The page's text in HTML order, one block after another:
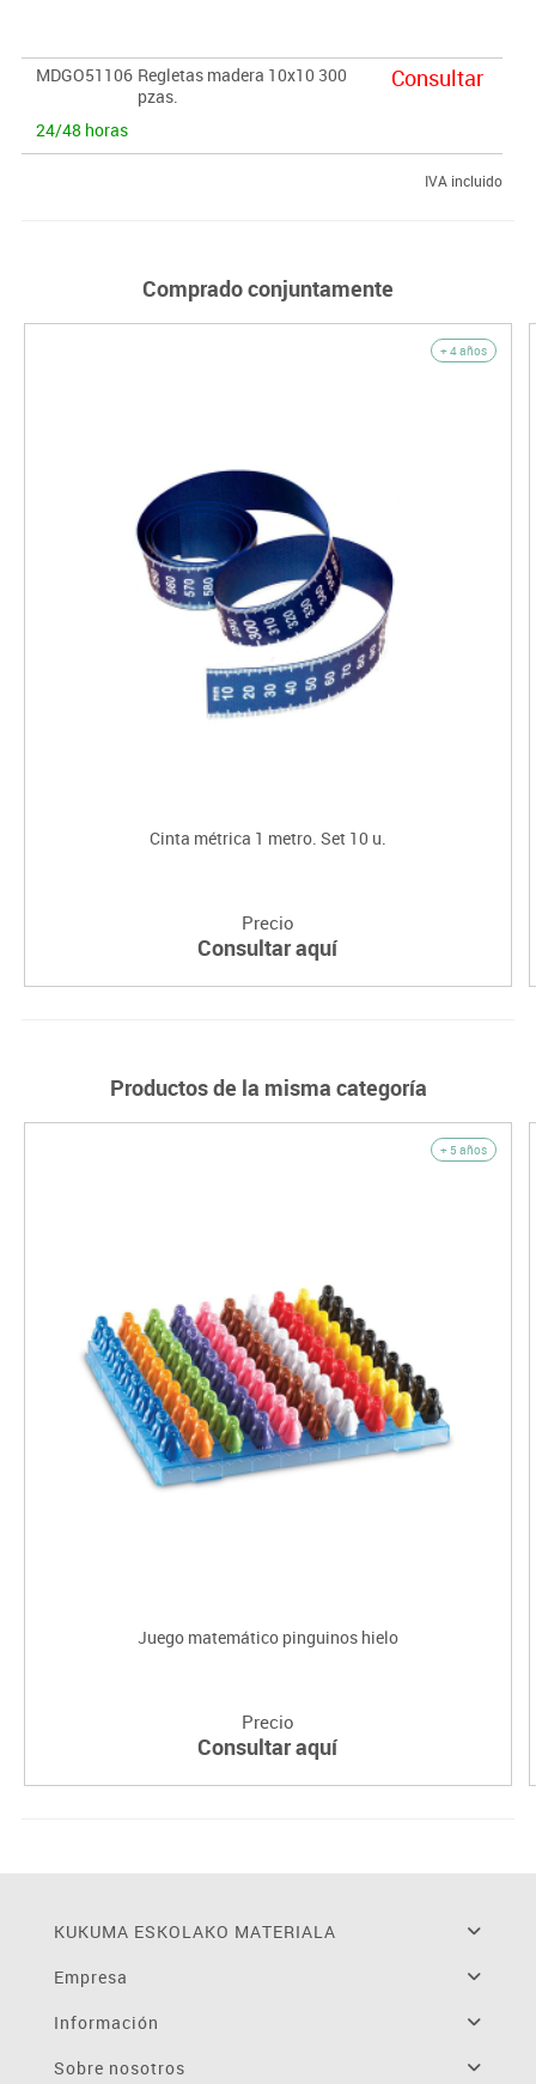
MDGO51106 Regletas madera 10x10 300
pzas.
24/48 horas
Consultar
IVA incluido
Comprado conjuntamente
+ 4 años
Cinta métrica 1 metro. Set 10 u.
Precio
Consultar aquí
Productos de la misma categoría
+ 5 años
Juego matemático pinguinos hielo
Precio
Consultar aquí
KUKUMA ESKOLAKO MATERIALA
Empresa
Información
Sobre nosotros